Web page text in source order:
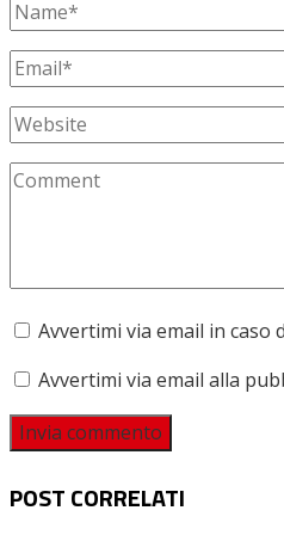
Avvertimi via email in caso
Avvertimi via email alla
POST CORRELATI